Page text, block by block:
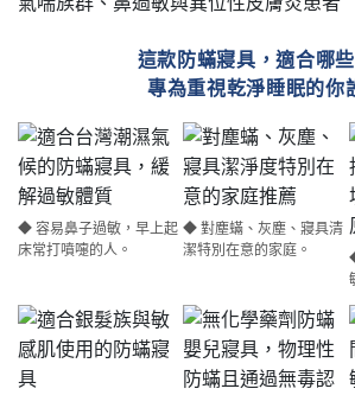
這款防蟎寢具，適合哪
專為重視乾淨睡眠的你
◆ 容易鼻子過敏，早上起
床常打噴嚏的人。
◆ 對塵蟎、灰塵、寢具清
潔特別在意的家庭。